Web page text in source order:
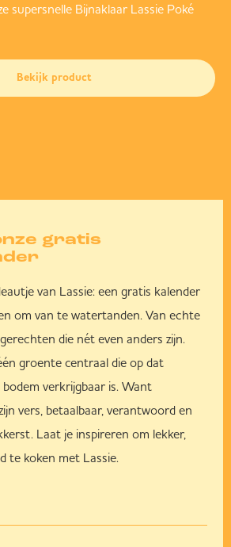
supersnelle Bijnaklaar Lassie Poké
Bekijk product
gratis
van Lassie: een gratis kalender
om van te watertanden. Van echte
die nét even anders zijn.
groente centraal die op dat
verkrijgbaar is. Want
vers, betaalbaar, verantwoord en
Laat je inspireren om lekker,
te koken met Lassie.